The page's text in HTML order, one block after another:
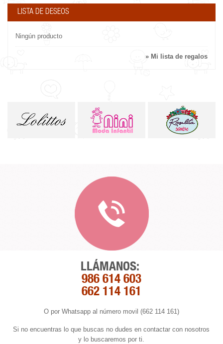
LISTA DE DESEOS
Ningún producto
» Mi lista de regalos
LLÁMANOS:
986 614 603
662 114 161
O por Whatsapp al número movil (662 114 161)
Si no encuentras lo que buscas no dudes en contactar con nosotros
y lo buscaremos por ti.